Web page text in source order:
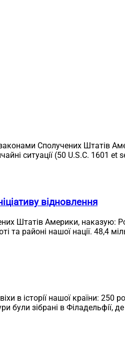
Сполучених Штатів
ситуації (50 U.S.C. 1601
відновлення
Штатів Америки, наказую:
районі нашої нації. 48,4
в історії нашої країни:
були зібрані в